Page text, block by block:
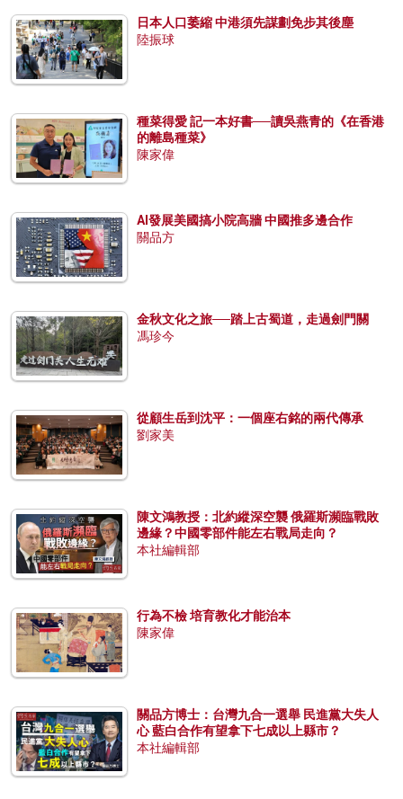
日本人口萎縮 中港須先謀劃免步其後塵
陸振球
種菜得愛 記一本好書──讀吳燕青的《在香港
的離島種菜》
陳家偉
AI發展美國搞小院高牆 中國推多邊合作
關品方
金秋文化之旅──踏上古蜀道，走過劍門關
馮珍今
從顧生岳到沈平：一個座右銘的兩代傳承
劉家美
陳文鴻教授：北約縱深空襲 俄羅斯瀕臨戰敗
邊緣？中國零部件能左右戰局走向？
本社編輯部
行為不檢 培育教化才能治本
陳家偉
關品方博士：台灣九合一選舉 民進黨大失人
心 藍白合作有望拿下七成以上縣市？
本社編輯部